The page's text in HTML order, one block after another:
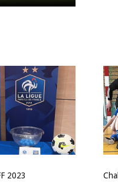
2023